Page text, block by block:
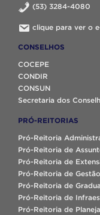
(53) 3284-4080
clique para ver o
CONSELHOS
COCEPE
CONDIR
CONSUN
Secretaria dos
PRÓ-REITORIAS
Pró-Reitoria
Pró-Reitoria de
Pró-Reitoria de
Pró-Reitoria de
Pró-Reitoria de
Pró-Reitoria de
Pró-Reitoria de